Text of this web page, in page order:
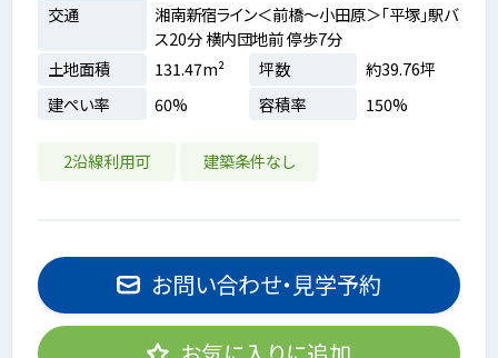
交通
湘南新宿ライン＜前橋～小田原＞「平塚」駅バ
ス20分 横内団地前 停歩7分
土地面積
131.47m² 坪数
約39.76坪
建ぺい率
60% 容積率 150%
2沿線利用可 建築条件なし
お問い合わせ・見学予約